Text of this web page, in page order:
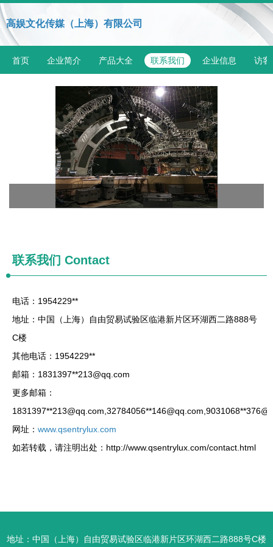
高娱文化传媒（上海）有限公司
首页 企业简介 产品大全 联系我们 企业信息 访客
联系我们 Contact
电话：1954229**
地址：中国（上海）自由贸易试验区临港新片区环湖西二路888号
C楼
其他电话：1954229**
邮箱：1831397**213@qq.com
更多邮箱：
1831397**213@qq.com ,32784056**146@qq.com ,9031068**
网址： www.qsentrylux.com
如若转载，请注明出处：http://www.qsentrylux.com/contact.html
地址：中国（上海）自由贸易试验区临港新片区环湖西二路888号C楼